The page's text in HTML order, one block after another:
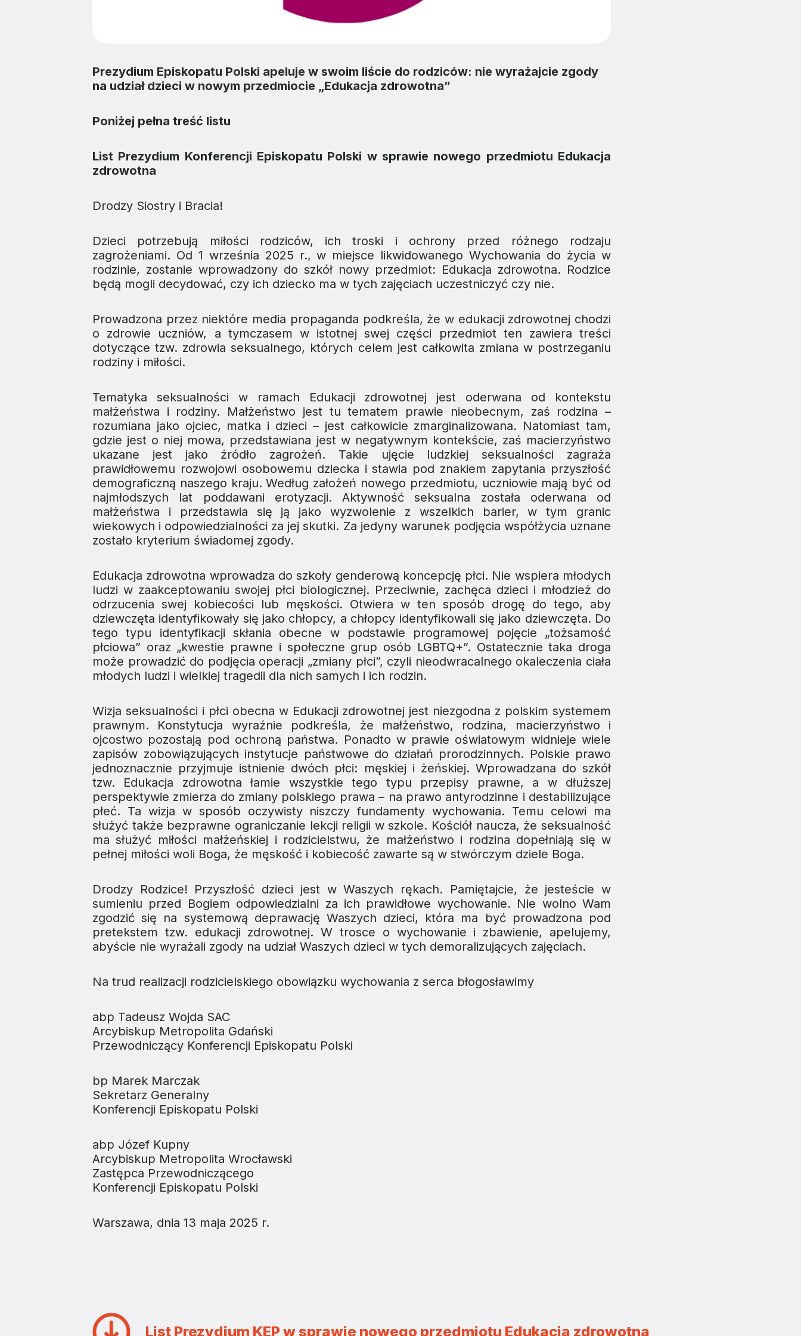
Prezydium Episkopatu Polski apeluje w swoim liście do rodziców: nie wyrażajcie zgody
na udział dzieci w nowym przedmiocie „Edukacja zdrowotna”
Poniżej pełna treść listu
List Prezydium Konferencji Episkopatu Polski w sprawie nowego przedmiotu Edukacja
zdrowotna
Drodzy Siostry i Bracia!
Dzieci potrzebują miłości rodziców, ich troski i ochrony przed różnego rodzaju
zagrożeniami. Od 1 września 2025 r., w miejsce likwidowanegoWychowania do życia w
rodzinie, zostanie wprowadzony do szkół nowy przedmiot: Edukacja zdrowotna. Rodzice
będą mogli decydować, czy ich dziecko ma w tych zajęciach uczestniczyć czy nie.
Prowadzona przez niektóre media propaganda podkreśla, że w edukacji zdrowotnej chodzi
o zdrowie uczniów, a tymczasem w istotnej swej części przedmiot ten zawiera treści
dotyczące tzw. zdrowia seksualnego, których celem jest całkowita zmiana w postrzeganiu
rodziny i miłości.
Tematyka seksualności w ramach Edukacji zdrowotnej jest oderwana od kontekstu
małżeństwa i rodziny. Małżeństwo jest tu tematem prawie nieobecnym, zaś rodzina –
rozumiana jako ojciec, matka i dzieci – jest całkowicie zmarginalizowana. Natomiast tam,
gdzie jest o niej mowa, przedstawiana jest w negatywnym kontekście, zaś macierzyństwo
ukazane jest jako źródło zagrożeń. Takie ujęcie ludzkiej seksualności zagraża
prawidłowemu rozwojowi osobowemu dziecka i stawia pod znakiem zapytania przyszłość
demograficzną naszego kraju. Według założeń nowego przedmiotu, uczniowie mają być od
najmłodszych lat poddawani erotyzacji. Aktywność seksualna została oderwana od
małżeństwa i przedstawia się ją jako wyzwolenie z wszelkich barier, w tym granic
wiekowych i odpowiedzialności za jej skutki. Za jedyny warunek podjęcia współżycia uznane
zostało kryterium świadomej zgody.
Edukacja zdrowotna wprowadza do szkoły genderową koncepcję płci. Nie wspiera młodych
ludzi w zaakceptowaniu swojej płci biologicznej. Przeciwnie, zachęca dzieci i młodzież do
odrzucenia swej kobiecości lub męskości. Otwiera w ten sposób drogę do tego, aby
dziewczęta identyfikowały się jako chłopcy, a chłopcy identyfikowali się jako dziewczęta. Do
tego typu identyfikacji skłania obecne w podstawie programowej pojęcie „tożsamość
płciowa” oraz „kwestie prawne i społeczne grup osób LGBTQ+”. Ostatecznie taka droga
może prowadzić do podjęcia operacji „zmiany płci”, czyli nieodwracalnego okaleczenia ciała
młodych ludzi i wielkiej tragedii dla nich samych i ich rodzin.
Wizja seksualności i płci obecna w Edukacji zdrowotnej jest niezgodna z polskim systemem
prawnym. Konstytucja wyraźnie podkreśla, że małżeństwo, rodzina, macierzyństwo i
ojcostwo pozostają pod ochroną państwa. Ponadto w prawie oświatowym widnieje wiele
zapisów zobowiązujących instytucje państwowe do działań prorodzinnych. Polskie prawo
jednoznacznie przyjmuje istnienie dwóch płci: męskiej i żeńskiej. Wprowadzana do szkół
tzw. Edukacja zdrowotna łamie wszystkie tego typu przepisy prawne, a w dłuższej
perspektywie zmierza do zmiany polskiego prawa – na prawo antyrodzinne i destabilizujące
płeć. Ta wizja w sposób oczywisty niszczy fundamenty wychowania. Temu celowi ma
służyć także bezprawne ograniczanie lekcji religii w szkole. Kościół naucza, że seksualność
ma służyć miłości małżeńskiej i rodzicielstwu, że małżeństwo i rodzina dopełniają się w
pełnej miłości woli Boga, że męskość i kobiecość zawarte są w stwórczym dziele Boga.
Drodzy Rodzice! Przyszłość dzieci jest w Waszych rękach. Pamiętajcie, że jesteście w
sumieniu przed Bogiem odpowiedzialni za ich prawidłowe wychowanie. Nie wolno Wam
zgodzić się na systemową deprawację Waszych dzieci, która ma być prowadzona pod
pretekstem tzw. edukacji zdrowotnej. W trosce o wychowanie i zbawienie, apelujemy,
abyście nie wyrażali zgody na udział Waszych dzieci w tych demoralizujących zajęciach.
Na trud realizacji rodzicielskiego obowiązku wychowania z serca błogosławimy
abp Tadeusz Wojda SAC
Arcybiskup Metropolita Gdański
Przewodniczący Konferencji Episkopatu Polski
bp Marek Marczak
Sekretarz Generalny
Konferencji Episkopatu Polski
abp Józef Kupny
Arcybiskup Metropolita Wrocławski
Zastępca Przewodniczącego
Konferencji Episkopatu Polski
Warszawa, dnia 13 maja 2025 r.
List Prezydium KEP w sprawie nowego przedmiotu Edukacja zdrowotna